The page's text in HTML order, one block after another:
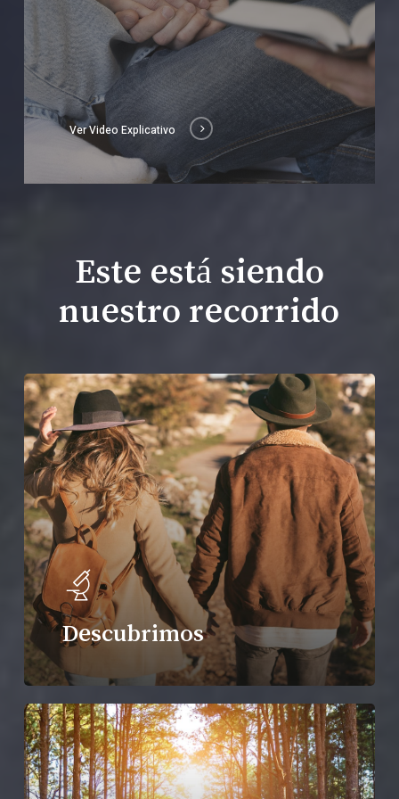
Ver Video Explicativo
Este está siendo
nuestro recorrido
Descubrimos